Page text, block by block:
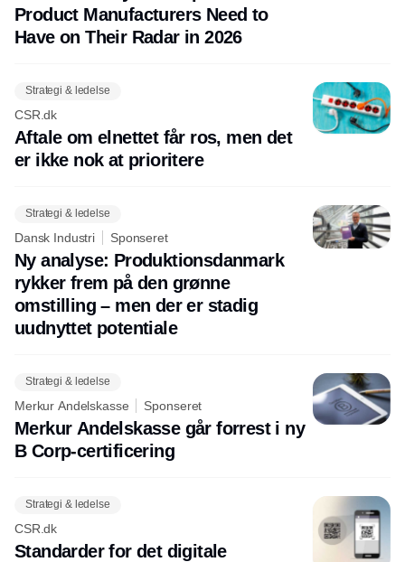
Product Manufacturers Need to
Have on Their Radar in 2026
Strategi & ledelse
CSR.dk
Aftale om elnettet får ros, men det
er ikke nok at prioritere
Strategi & ledelse
Dansk Industri Sponseret
Ny analyse: Produktionsdanmark
rykker frem på den grønne
omstilling – men der er stadig
uudnyttet potentiale
Strategi & ledelse
Merkur Andelskasse Sponseret
Merkur Andelskasse går forrest i ny
B Corp-certificering
Strategi & ledelse
CSR.dk
Standarder for det digitale